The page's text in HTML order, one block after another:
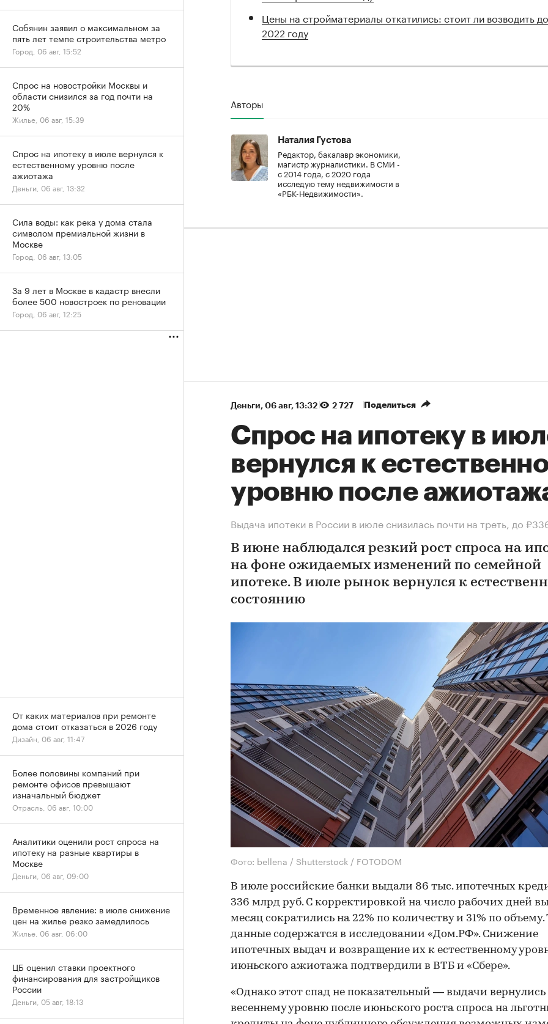
Цены на стройматериалы откатились: стоит ли возводить
2022 году
Авторы
Наталия Густова
Редактор, бакалавр экономики,
магистр журналистики. В СМИ -
с 2014 года, с 2020 года
исследую тему недвижимости в
«РБК-Недвижимости».
Деньги⁠, 06 авг, 13:32 2 727 Поделиться
Спрос на ипотеку в
вернулся к
уровню после
Выдача ипотеки в России в июле снизилась почти на треть, до
В июне наблюдался резкий рост спроса на
на фоне ожидаемых изменений по семейной
ипотеке. В июле рынок вернулся к
состоянию
Фото: bellena / Shutterstock / FOTODOM
В июле российские банки выдали 86 тыс. ипотечных
336 млрд руб. С корректировкой на число рабочих дней
месяц сократились на 22% по количеству и 31% по объему.
данные содержатся в исследовании «Дом.РФ». Снижение
ипотечных выдач и возвращение их к естественному
июньского ажиотажа подтвердили в ВТБ и «Сбере».
«Однако этот спад не показательный — выдачи вернулись
весеннему уровню после июньского роста спроса на
Собянин заявил о максимальном за
пять лет темпе строительства метро
Город, 06 авг, 15:52
Спрос на новостройки Москвы и
области снизился за год почти на
20%
Жилье, 06 авг, 15:39
Спрос на ипотеку в июле вернулся к
естественному уровню после
ажиотажа
Деньги, 06 авг, 13:32
Сила воды: как река у дома стала
символом премиальной жизни в
Москве
Город, 06 авг, 13:05
За 9 лет в Москве в кадастр внесли
более 500 новостроек по реновации
Город, 06 авг, 12:25
От каких материалов при ремонте
дома стоит отказаться в 2026 году
Дизайн, 06 авг, 11:47
Более половины компаний при
ремонте офисов превышают
изначальный бюджет
Отрасль, 06 авг, 10:00
Аналитики оценили рост спроса на
ипотеку на разные квартиры в
Москве
Деньги, 06 авг, 09:00
Временное явление: в июле снижение
цен на жилье резко замедлилось
Жилье, 06 авг, 06:00
ЦБ оценил ставки проектного
финансирования для застройщиков
России
Деньги, 05 авг, 18:13